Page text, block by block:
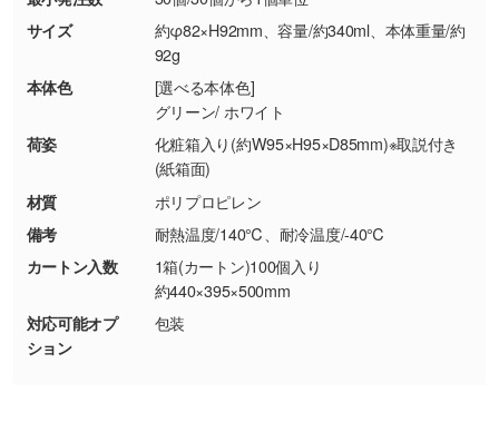
現物支給による色指定も承っております。→詳
・背景がある画像からキャラクター部分だけを
使いたいです
シンプルな背景のデータや、使いたいキャラク
ター部分の輪郭がはっきりしているデータは切
り抜き処理が可能です。→
詳しく見る
・持っているデータの背景が足りない／塗り足
しの作り方が分からない
印刷したいデータが印刷範囲よりも小さい場
合、シンプルな色・柄の背景であれば拡張が可
商品が破損した場合
・商品到着後7日以上経過している場合
・お客様のご都合による返品・交換依頼(商
品・色・数量などの注文間違い等)
サイズ
約φ82×H92mm、容量/約340ml、本体重量/約
92g
本体色
[選べる本体色]
グリーン/ ホワイト
荷姿
化粧箱入り(約W95×H95×D85mm)※取説付き
(紙箱面)
材質
ポリプロピレン
備考
耐熱温度/140℃、耐冷温度/-40℃
カートン入数
1箱(カートン)100個入り
約440×395×500mm
対応可能オプ
ション
包装